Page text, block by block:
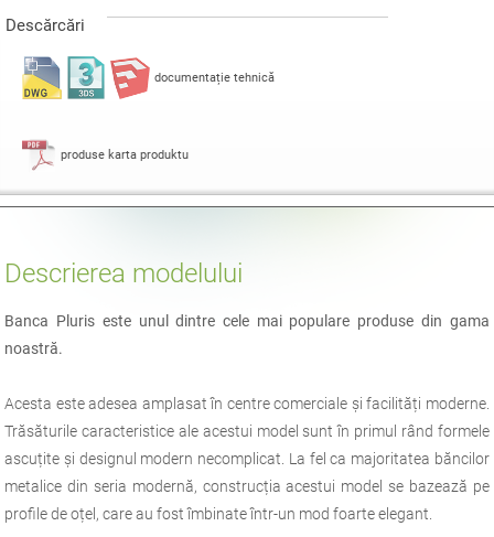
Descărcări
documentație tehnică
produse karta produktu
Descrierea modelului
Banca Pluris este unul dintre cele mai populare produse din gama
noastră.
Acesta este adesea amplasat în centre comerciale și facilități moderne.
Trăsăturile caracteristice ale acestui model sunt în primul rând formele
ascuțite și designul modern necomplicat. La fel ca majoritatea băncilor
metalice din seria modernă, construcția acestui model se bazează pe
profile de oțel, care au fost îmbinate într-un mod foarte elegant.